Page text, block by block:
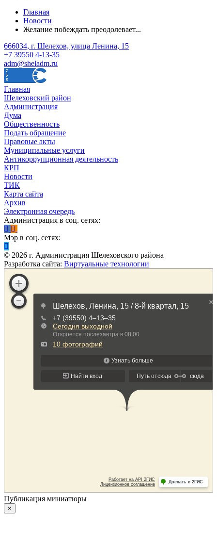
Главная
Новости
Желание побеждать преодолевает...
666034, г. Шелехов, улица Ленина, 15
+7 39550 4-13-35
adm@sheladm.ru
Главная
Шелеховский район
Администрация
Дума
Общественность
Подать обращение
Правовые акты
Муниципальные услуги
Антикоррупционная деятельность
КРП
Новости
ТИК
Карта сайта
Архив
Электронная очередь
Администрация в соц. сетях:
Мэр в соц. сетях:
© 2026 г. Администрация Шелеховского района
Разработка сайта: Виртуальные технологии
Публикация миниатюры
×